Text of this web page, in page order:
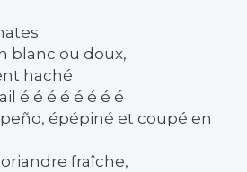
blanc ou doux,
haché
é é é é é é é é
épépiné et coupé en
fraîche,